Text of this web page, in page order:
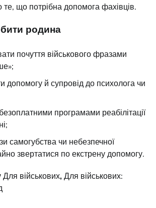
те, що потрібна допомога фахівців.
родина
почуття військового фразами
допомогу й супровід до психолога чи
програмами реабілітації
самогубства чи небезпечної
звертатися по екстрену допомогу.
Для військових, Для військових: